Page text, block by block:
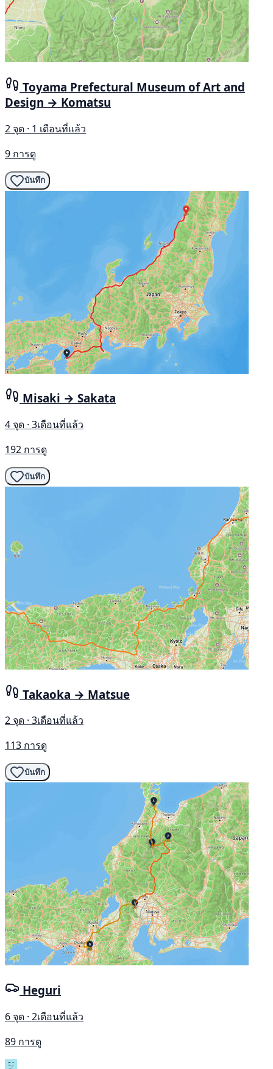
Toyama Prefectural Museum of Art and
Design → Komatsu
2 จุด · 1 เดือนที่แล้ว
9 การดู
บันทึก
Misaki → Sakata
4 จุด · 3เดือนที่แล้ว
192 การดู
บันทึก
Takaoka → Matsue
2 จุด · 3เดือนที่แล้ว
113 การดู
บันทึก
Heguri
6 จุด · 2เดือนที่แล้ว
89 การดู